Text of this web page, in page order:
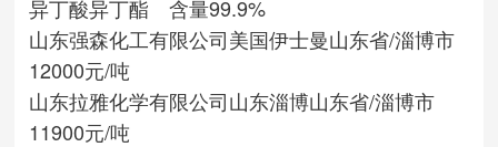
异丁酸异丁酯 含量99.9%
山东强森化工有限公司美国伊士曼山东省/淄博市
12000元/吨
山东拉雅化学有限公司山东淄博山东省/淄博市
11900元/吨